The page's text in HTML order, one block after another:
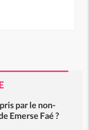
par le non-
Emerse Faé ?